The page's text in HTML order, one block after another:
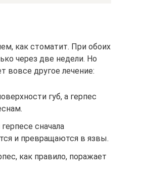
как стоматит. При обоих
через две недели. Но
вовсе другое лечение:
губ, а герпес
сначала
и превращаются в язвы.
как правило, поражает